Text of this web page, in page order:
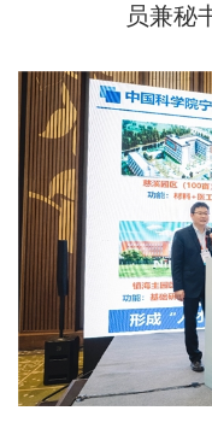
员兼秘